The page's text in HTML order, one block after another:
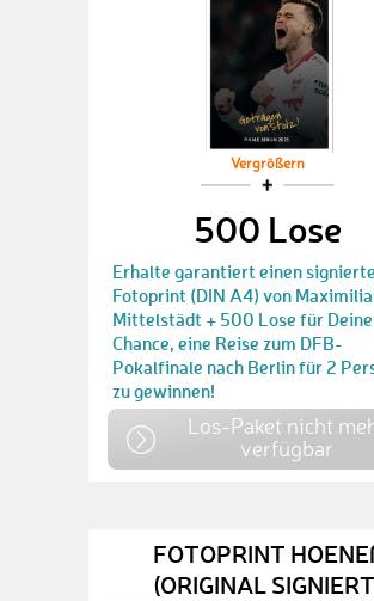
Vergrößern
500 Lose
Erhalte garantiert einen
Fotoprint (DIN A4) von
Mittelstädt + 500 Lose für Deine
Chance, eine Reise zum DFB-
Pokalfinale nach Berlin für 2
zu gewinnen!
Los-Paket nicht
verfügbar
FOTOPRINT
(ORIGINAL